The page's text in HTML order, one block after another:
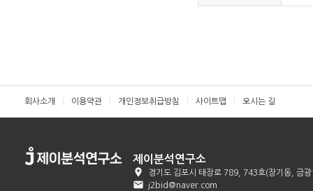
회사소개 이용약관 개인정보취급방침 사이트맵 오시는 길
제이분석연구소
 경기도 김포시 태장로 789, 743호(장기동, 금
 j2bid@naver.com